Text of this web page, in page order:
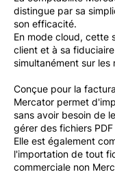
distingue par sa
son efficacité.
En mode cloud, cette
client et à sa
simultanément sur les
Conçue pour la
Mercator permet
sans avoir besoin de
gérer des fichiers
Elle est également
l'importation de tout
commerciale non